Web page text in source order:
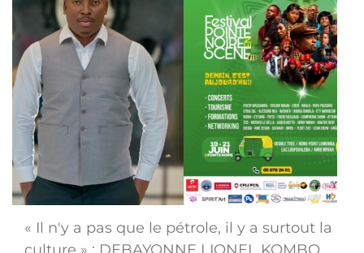
« Il n'y a pas que le pétrole, il y a surtout la